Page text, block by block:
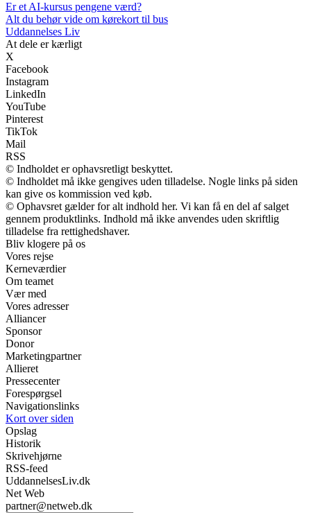
Er et AI-kursus pengene værd?
Alt du behør vide om kørekort til bus
Uddannelses Liv
At dele er kærligt
X
Facebook
Instagram
LinkedIn
YouTube
Pinterest
TikTok
Mail
RSS
© Indholdet er ophavsretligt beskyttet.
© Indholdet må ikke gengives uden tilladelse. Nogle links på siden
kan give os kommission ved køb.
© Ophavsret gælder for alt indhold her. Vi kan få en del af salget
gennem produktlinks. Indhold må ikke anvendes uden skriftlig
tilladelse fra rettighedshaver.
Bliv klogere på os
Vores rejse
Kerneværdier
Om teamet
Vær med
Vores adresser
Alliancer
Sponsor
Donor
Marketingpartner
Allieret
Pressecenter
Forespørgsel
Navigationslinks
Kort over siden
Opslag
Historik
Skrivehjørne
RSS-feed
UddannelsesLiv.dk
Net Web
partner@netweb.dk